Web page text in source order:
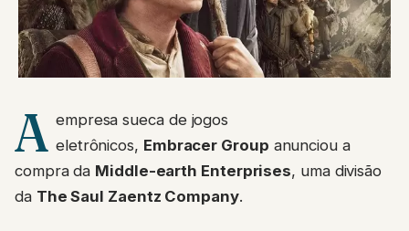
A empresa sueca de jogos
eletrônicos, Embracer Group anunciou a
compra da Middle-earth Enterprises, uma divisão
da The Saul Zaentz Company.